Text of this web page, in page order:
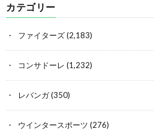
カテゴリー
ファイターズ(2,183)
コンサドーレ (1,232)
レバンガ(350)
ウインタースポーツ (276)